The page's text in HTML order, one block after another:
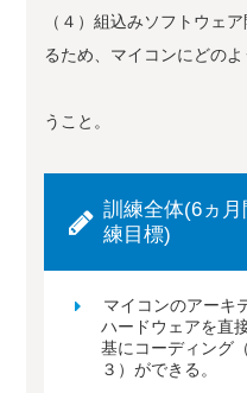
（４）組込みソフトウェ
るため、マイコンにどの
プログ
うこと。
訓練全体(6ヵ
練目標)
マイコンのアーキ
ハードウェアを直
基にコーディング
３）ができる。